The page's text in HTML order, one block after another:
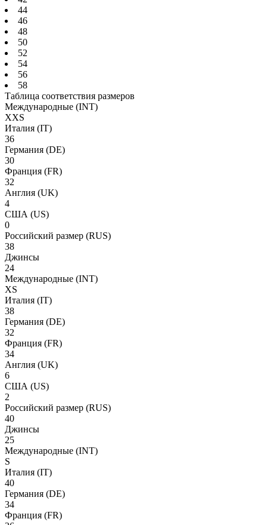
44
46
48
50
52
54
56
58
Таблица соответствия размеров
Международные (INT)
XXS
Италия (IT)
36
Германия (DE)
30
Франция (FR)
32
Англия (UK)
4
США (US)
0
Российский размер (RUS)
38
Джинсы
24
Международные (INT)
XS
Италия (IT)
38
Германия (DE)
32
Франция (FR)
34
Англия (UK)
6
США (US)
2
Российский размер (RUS)
40
Джинсы
25
Международные (INT)
S
Италия (IT)
40
Германия (DE)
34
Франция (FR)